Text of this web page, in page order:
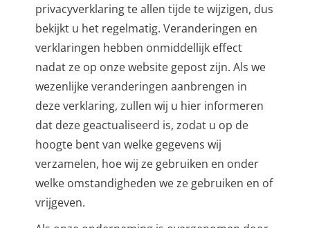
privacyverklaring te allen tijde te wijzigen, dus
bekijkt u het regelmatig. Veranderingen en
verklaringen hebben onmiddellijk effect
nadat ze op onze website gepost zijn. Als we
wezenlijke veranderingen aanbrengen in
deze verklaring, zullen wij u hier informeren
dat deze geactualiseerd is, zodat u op de
hoogte bent van welke gegevens wij
verzamelen, hoe wij ze gebruiken en onder
welke omstandigheden we ze gebruiken en of
vrijgeven.